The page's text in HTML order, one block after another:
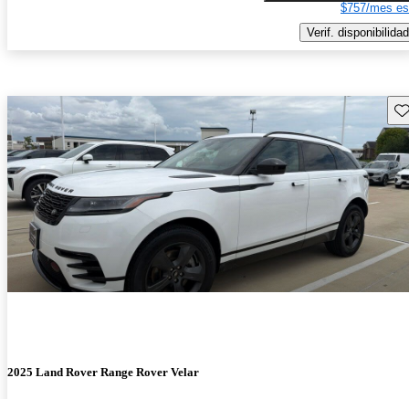
$757/mes
Verif. disponibilidad
2025 Land Rover Range Rover Velar